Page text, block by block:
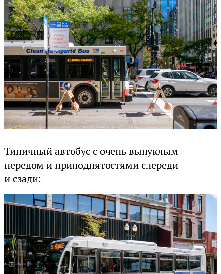
Типичный автобус с очень выпуклым
передом и приподнятостями спереди
и сзади: